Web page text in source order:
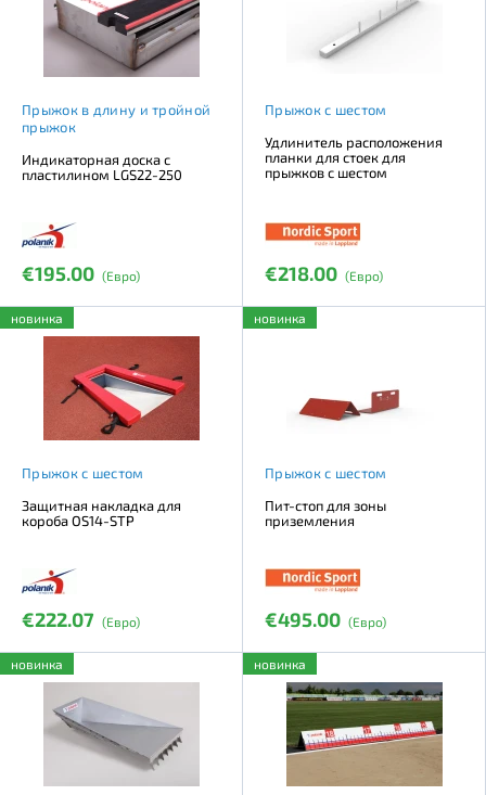
Прыжок в длину и тройной
прыжок
Индикаторная доска с
пластилином LGS22-250
€195.00 (Евро)
Прыжок с шестом
Удлинитель расположения
планки для стоек для
прыжков с шестом
€218.00 (Евро)
новинка
Прыжок с шестом
Защитная накладка для
короба OS14-STP
€222.07 (Евро)
новинка
Прыжок с шестом
Пит-стоп для зоны
приземления
€495.00 (Евро)
новинка новинка